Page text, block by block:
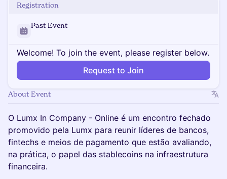
Registration
Past Event
Welcome! To join the event, please register below.
Request to Join
About Event
O Lumx In Company - Online é um encontro fechado
promovido pela Lumx para reunir líderes de bancos,
fintechs e meios de pagamento que estão avaliando,
na prática, o papel das stablecoins na infraestrutura
financeira.